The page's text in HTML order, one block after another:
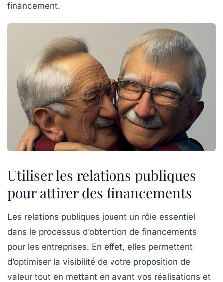
financement.
Utiliser les relations publiques
pour attirer des financements
Les relations publiques jouent un rôle essentiel
dans le processus d’obtention de financements
pour les entreprises. En effet, elles permettent
d’optimiser la visibilité de votre proposition de
valeur tout en mettant en avant vos réalisations et